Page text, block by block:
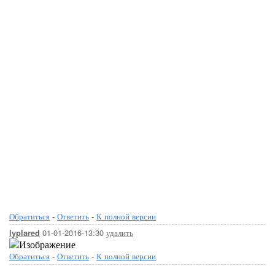
Обратиться - Ответить - К полной версии
lyplared 01-01-2016-13:30 удалить
Обратиться - Ответить - К полной версии